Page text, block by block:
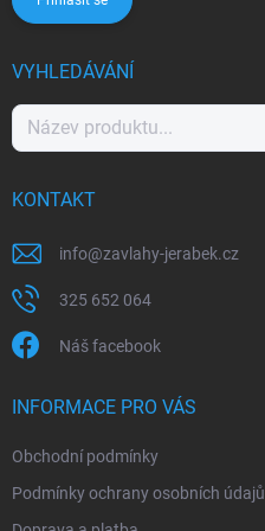
VYHLEDÁVÁNÍ
KONTAKT
info@zavlahy-jerabek.cz
325 652 064
Náš facebook
INFORMACE PRO VÁS
Obchodní podmínky
Podmínky ochrany osobních údajů